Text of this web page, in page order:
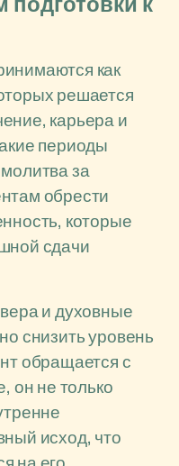
как
решается
карьера и
периоды
за
обрести
которые
сдачи
и духовные
снизить уровень
обращается с
он не только
исход, что